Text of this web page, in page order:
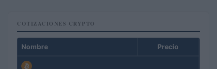
COTIZACIONES CRYPTO
Nombre Precio